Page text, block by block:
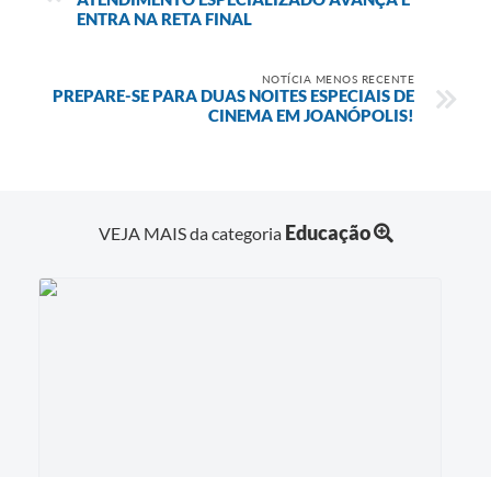
ENTRA NA RETA FINAL
NOTÍCIA MENOS RECENTE
PREPARE-SE PARA DUAS NOITES ESPECIAIS DE
CINEMA EM JOANÓPOLIS!
VEJA MAIS da categoria Educação